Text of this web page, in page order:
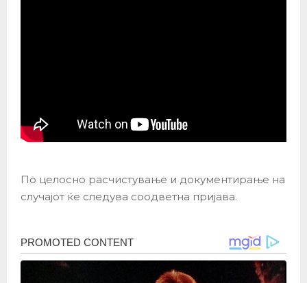
По целосно расчистување и документирање на
случајот ќе следува соодветна пријава.